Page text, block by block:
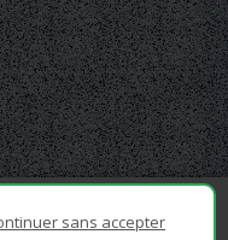
sans accepter